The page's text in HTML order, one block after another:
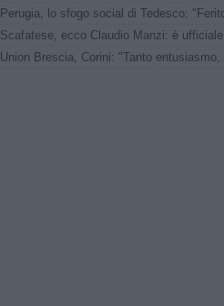
Scafatese, ecco Claudio Manzi: è ufficiale